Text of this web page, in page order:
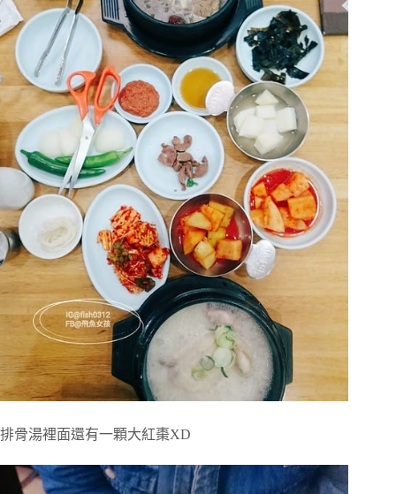
排骨湯裡面還有一顆大紅棗XD